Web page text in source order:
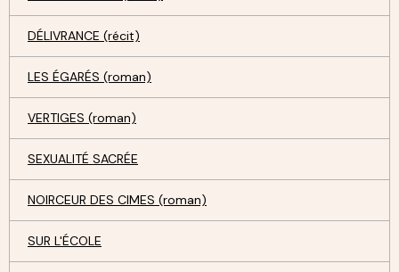
DÉLIVRANCE (récit)
LES ÉGARÉS (roman)
VERTIGES (roman)
SEXUALITÉ SACRÉE
NOIRCEUR DES CIMES (roman)
SUR L'ÉCOLE